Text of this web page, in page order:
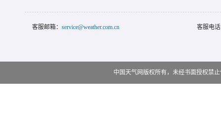
客服邮箱： service@weather.com.cn 客服电
中国天气网版权所有，未经书面授权